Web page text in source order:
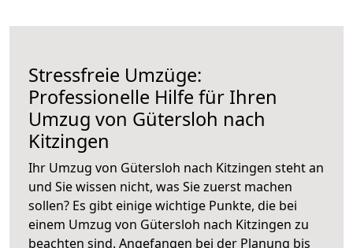
Stressfreie Umzüge:
Professionelle Hilfe für Ihren
Umzug von Gütersloh nach
Kitzingen
Ihr Umzug von Gütersloh nach Kitzingen steht an
und Sie wissen nicht, was Sie zuerst machen
sollen? Es gibt einige wichtige Punkte, die bei
einem Umzug von Gütersloh nach Kitzingen zu
beachten sind. Angefangen bei der Planung bis